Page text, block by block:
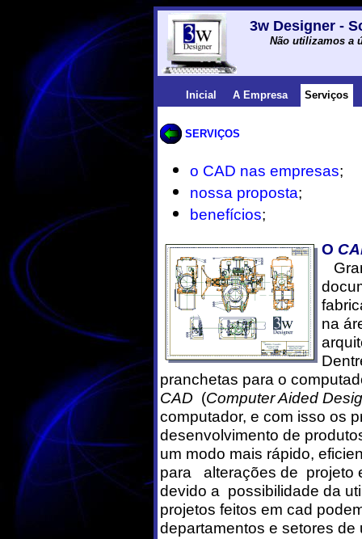
3w Designer -
Não utilizamos a
Inicial A Empresa Serviços
SERVIÇOS
o CAD nas empresas;
nossa proposta;
benefícios;
O
na
pranchetas para o
CAD (Computer Aided
computador, e com isso os
desenvolvimento de
um modo mais rápido,
para alterações de projeto
devido a possibilidade da
projetos feitos em cad
departamentos e setores